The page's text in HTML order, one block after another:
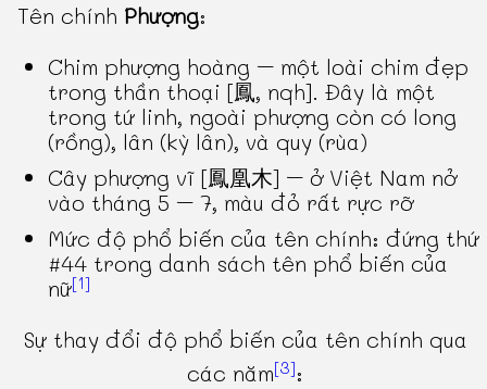
Tên chính Phượng:
Chim phượng hoàng – một loài chim đẹp
trong thần thoại [鳳, nqh]. Đây là một
trong tứ linh, ngoài phượng còn có long
(rồng), lân (kỳ lân), và quy (rùa)
Cây phượng vĩ [鳳凰木] – ở Việt Nam nở
vào tháng 5 – 7, màu đỏ rất rực rỡ
Mức độ phổ biến của tên chính: đứng thứ
#44 trong danh sách tên phổ biến của
nữ[1]
Sự thay đổi độ phổ biến của tên chính qua
các năm[3]: